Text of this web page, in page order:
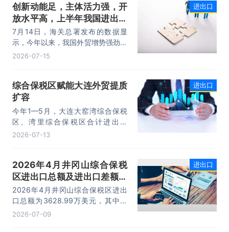
进口规模均创历史同期新高，外贸运
行呈现“稳中有进，进中提质”的良好
态势。
创新动能足，主体活力强，开
放水平高，上半年我国进出口
规模首次突破25万亿元
7月14日，海关总署发布的数据显
示，今年以来，我国外贸增势强劲、
走势稳健。据海关统计，今年上半
14.73万亿元，增长13.4%，进口
10.74万亿元，增长22.1%。
2026-07-15
进出口
综合保税区赋能大连外贸提质
扩容
今年1—5月，大连大窑湾综合保税
区、湾里综合保税区合计进出口
332.22亿元，同比增长21%，占大
台。
2026-07-13
进出口
2026年4月井冈山综合保税
区进出口总额及进出口差额统
计分析
2026年4月井冈山综合保税区进出
口总额为3628.99万美元，其中：
出口额为1562.95万美元，进口额为
2026-07-09
进出口